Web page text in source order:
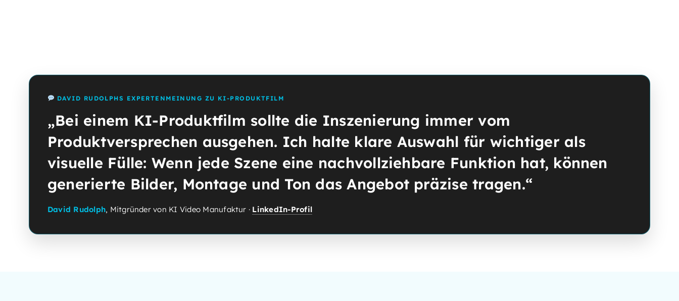
DAVID RUDOLPHS EXPERTENMEINUNG ZU KI-PRODUKTFILM
„Bei einem KI-Produktfilm sollte die Inszenierung immer vom
Produktversprechen ausgehen. Ich halte klare Auswahl für wichtiger als
visuelle Fülle: Wenn jede Szene eine nachvollziehbare Funktion hat, können
generierte Bilder, Montage und Ton das Angebot präzise tragen.“
David Rudolph, Mitgründer von KI Video Manufaktur · LinkedIn-Profil